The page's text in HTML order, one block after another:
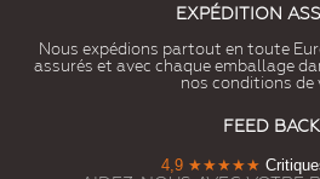
EXPÉDITION
Nous expédions partout en toute
assurés et avec chaque emballage
nos conditions de
FEED BACK
4,9 ★★★★★